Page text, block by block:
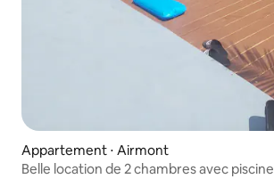
Appartement ⋅ Airmont
Belle location de 2 chambres avec piscine